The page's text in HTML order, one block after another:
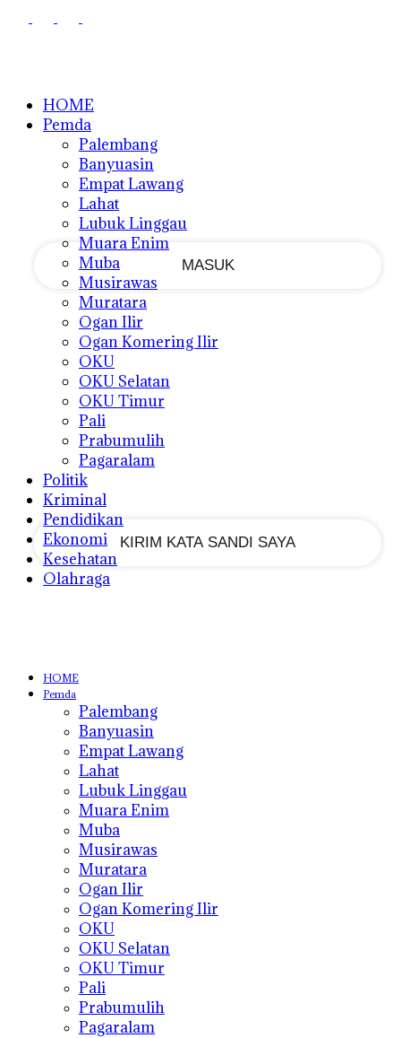
HOME
Pemda
Palembang
Banyuasin
Empat Lawang
Lahat
Lubuk Linggau
Muara Enim
Muba
Musirawas
Muratara
Ogan Ilir
Ogan Komering Ilir
OKU
OKU Selatan
OKU Timur
Pali
Prabumulih
Pagaralam
Politik
Kriminal
Pendidikan
Ekonomi
Kesehatan
Olahraga
kata sandi Anda
Lupa kata sandi Anda?
Memulihkan kata sandi anda
HOME
Pemda
Palembang
Banyuasin
Empat Lawang
Lahat
Lubuk Linggau
Muara Enim
Muba
Musirawas
Muratara
Ogan Ilir
Ogan Komering Ilir
OKU
OKU Selatan
OKU Timur
Pali
Prabumulih
Pagaralam